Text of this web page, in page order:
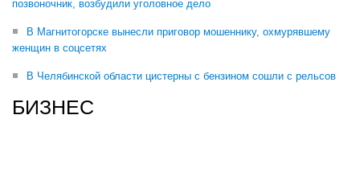
позвоночник, возбудили уголовное дело
В Магнитогорске вынесли приговор мошеннику, охмурявшему
женщин в соцсетях
В Челябинской области цистерны с бензином сошли с рельсов
БИЗНЕС